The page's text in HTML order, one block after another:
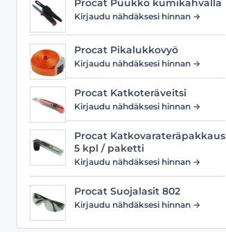
Procat Puukko kumikahvalla
Kirjaudu nähdäksesi hinnan →
Procat Pikalukkovyö
Kirjaudu nähdäksesi hinnan →
Procat Katkoteräveitsi
Kirjaudu nähdäksesi hinnan →
Procat Katkovarateräpakkaus
5 kpl / paketti
Kirjaudu nähdäksesi hinnan →
Procat Suojalasit 802
Kirjaudu nähdäksesi hinnan →